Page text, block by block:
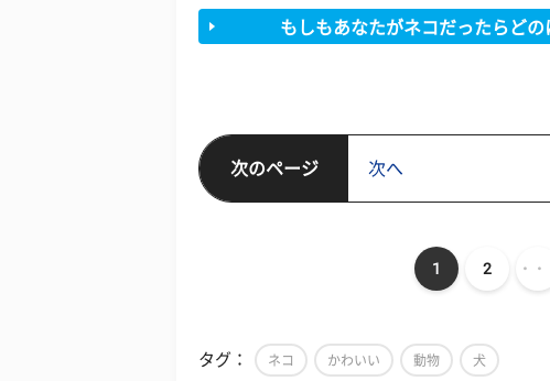
もしもあなたがネコだったらど
次のページ 次へ
1 2 ・・
タグ： ネコ かわいい 動物 犬